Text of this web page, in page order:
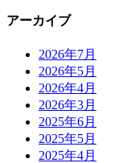
アーカイブ
2026年7月
2026年5月
2026年4月
2026年3月
2025年6月
2025年5月
2025年4月